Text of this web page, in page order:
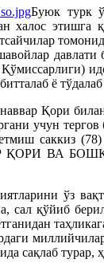
Буюк турк
халос
давлати
ё
Қори
учун
саккиз (78)
ВА
ўз
сал қўйиб
сақлаб